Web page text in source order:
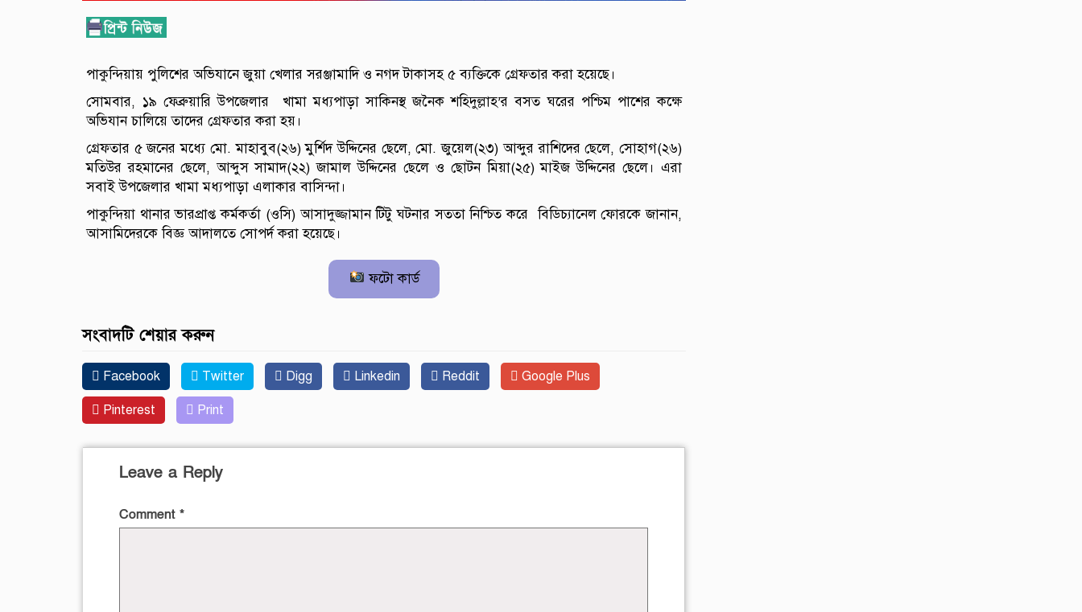
পাকুন্দিয়ায় পুলিশের অভিযানে জুয়া খেলার সরঞ্জামাদি ও নগদ টাকাসহ ৫ ব্যক্তিকে গ্রেফতার করা হয়েছে।
সোমবার, ১৯ ফেব্রুয়ারি উপজেলার খামা মধ্যপাড়া সাকিনস্থ জনৈক শহিদুল্লাহ’র বসত ঘরের পশ্চিম পাশের কক্ষে
অভিযান চালিয়ে তাদের গ্রেফতার করা হয়।
গ্রেফতার ৫ জনের মধ্যে মো. মাহাবুব(২৬) মুর্শিদ উদ্দিনের ছেলে, মো. জুয়েল(২৩) আব্দুর রাশিদের ছেলে, সোহাগ(২৬)
মতিউর রহমানের ছেলে, আব্দুস সামাদ(২২) জামাল উদ্দিনের ছেলে ও ছোটন মিয়া(২৫) মাইজ উদ্দিনের ছেলে। এরা
সবাই উপজেলার খামা মধ্যপাড়া এলাকার বাসিন্দা।
পাকুন্দিয়া থানার ভারপ্রাপ্ত কর্মকর্তা (ওসি) আসাদুজ্জামান টিটু ঘটনার সততা নিশ্চিত করে বিডিচ্যানেল ফোরকে জানান,
আসামিদেরকে বিজ্ঞ আদালতে সোপর্দ করা হয়েছে।
ফটো কার্ড
সংবাদটি শেয়ার করুন
Facebook Twitter Digg Linkedin Reddit Google Plus
Pinterest Print
Leave a Reply
Comment *